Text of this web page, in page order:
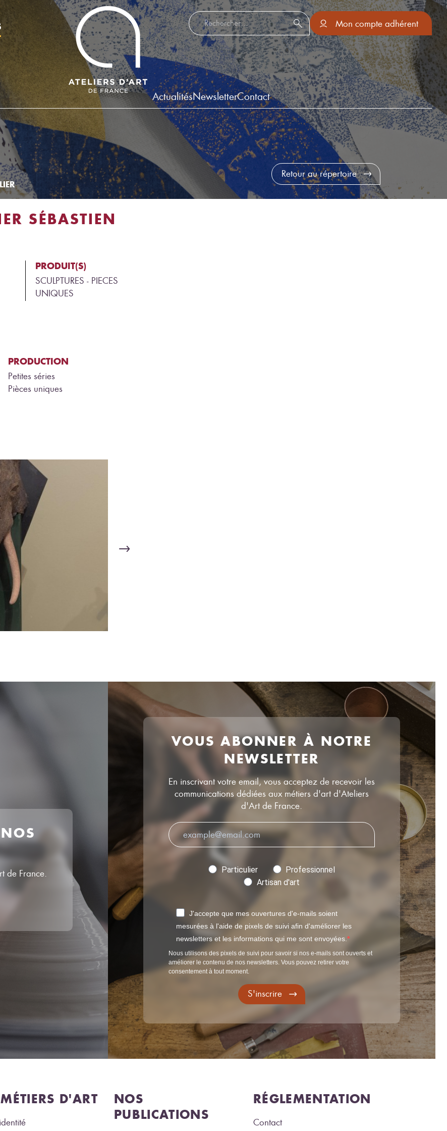
Rechercher :
Mon compte adhérent
ActualitésNewsletterContact
SÉBASTIEN
PRODUIT(S)
SCULPTURES - PIECES
UNIQUES
PRODUCTION
Petites séries
Pièces uniques
Retour au répertoire
de France.
VOUS ABONNER À NOTRE
NEWSLETTER
En inscrivant votre email, vous acceptez de recevoir les
communications dédiées aux métiers d'art d'Ateliers
d'Art de France.
Particulier
Professionnel
Artisan d'art
J'accepte que mes ouvertures d'e-mails soient
mesurées à l'aide de pixels de suivi afin d'améliorer les
newsletters et les informations qui me sont envoyées.
Nous utilisons des pixels de suivi pour savoir si nos e-mails sont ouverts et
améliorer le contenu de nos newsletters. Vous pouvez retirer votre
consentement à tout moment.
S'inscrire
D'ART
NOS
PUBLICATIONS
RÉGLEMENTATION
Contact